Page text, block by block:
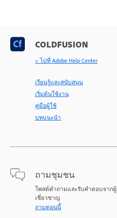
COLDFUSION
< ไปที่ Adobe Help Center
เรียนรู้และสนับสนุน
เริ่มต้นใช้งาน
คู่มือผู้ใช้
บทแนะนำ
ถามชุมชน
โพสต์คำถามและรับคำตอบจากผู้
เชี่ยวชาญ
ถามตอนนี้